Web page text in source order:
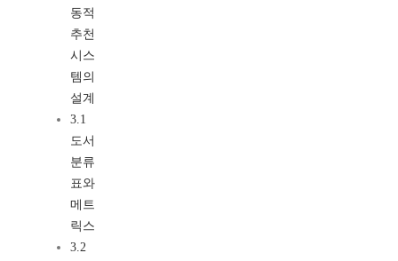
동적
추천
시스
템의
설계
3.1
도서
분류
표와
메트
릭스
3.2